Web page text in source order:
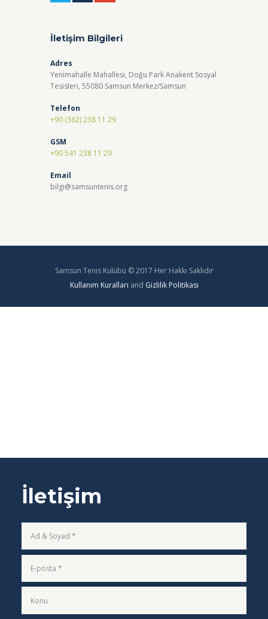
İletişim Bilgileri
Adres
Yenimahalle Mahallesi, Doğu Park Anakent Sosyal
Tesisleri, 55080 Samsun Merkez/Samsun
Telefon
+90 (362) 238 11 29
GSM
+90 541 238 11 29
Email
bilgi@samsuntenis.org
Samsun Tenis Kulübü © 2017 Her Hakkı Saklıdır
Kullanım Kuralları and Gizlilik Politikası
İletişim